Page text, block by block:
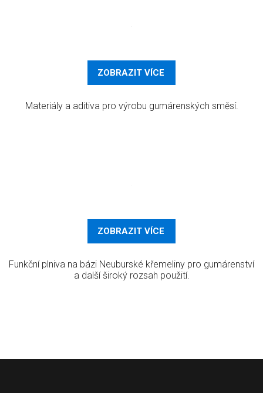
ZOBRAZIT VÍCE
Materiály a aditiva pro výrobu gumárenských směsí.
ZOBRAZIT VÍCE
Funkční plniva na bázi Neuburské křemeliny pro gumárenství
a další široký rozsah použití.